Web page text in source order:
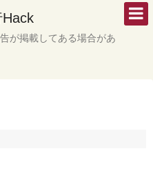
が掲載してある場合があ